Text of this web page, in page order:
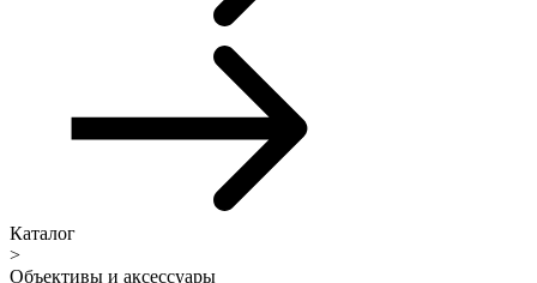
Каталог
>
Объективы и аксессуары